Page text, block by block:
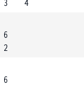
3
4
6
2
6